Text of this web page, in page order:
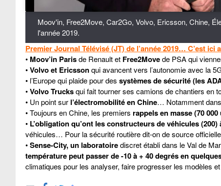
Moov'in, Free2Move, Car2Go, Volvo, Ericsson, Chine,
l'année 2019.
Premier Journal Télévisé (JT) de l’année 2019… C’est ici
• Moov’in Parisde Renault et Free2Movede PSA qui
•Volvo et Ericssonqui avancent vers l’autonomie avec la
• l’Europe qui plaide pour des systèmes de sécurité (les
•Volvo Trucksqui fait tourner ses camions de chantiers en
• Un point sur l’électromobilité en Chine… Notamment
• Toujours en Chine, les premiers rappels en masse (70
• L’obligation qu’ont les constructeurs de véhicules
véhicules… Pour la sécurité routière dit-on de source
•Sense-City, un laboratoirediscret établi dans le Val de
température peut passer de -10 à + 40 degrés en
climatiques pour les analyser, faire progresser les modèles